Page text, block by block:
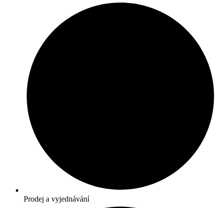
Prodej a vyjednávání